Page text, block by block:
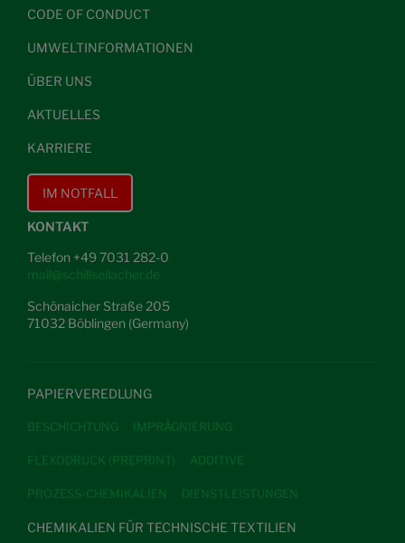
CODE OF CONDUCT
UMWELTINFORMATIONEN
ÜBER UNS
AKTUELLES
KARRIERE
IM NOTFALL
KONTAKT
Telefon +49 7031 282-0
mail@schillseilacher.de
Schönaicher Straße 205
71032 Böblingen (Germany)
PAPIERVEREDLUNG
BESCHICHTUNG IMPRÄGNIERUNG
FLEXODRUCK (PREPRINT) ADDITIVE
PROZESS-CHEMIKALIEN DIENSTLEISTUNGEN
CHEMIKALIEN FÜR TECHNISCHE TEXTILIEN